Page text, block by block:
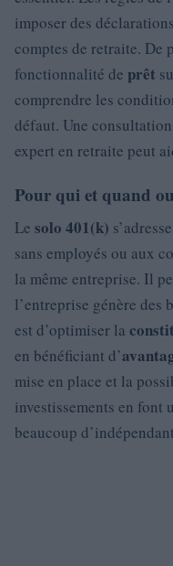
imposer des
comptes de retraite. De
fonctionnalité de prêt
comprendre les
défaut. Une
expert en retraite peut
Pour qui et quand
Le solo 401(k)
sans employés ou aux
la même entreprise. Il
l’entreprise génère des
est d’optimiser la
en bénéficiant d’
mise en place et la
investissements en font
beaucoup